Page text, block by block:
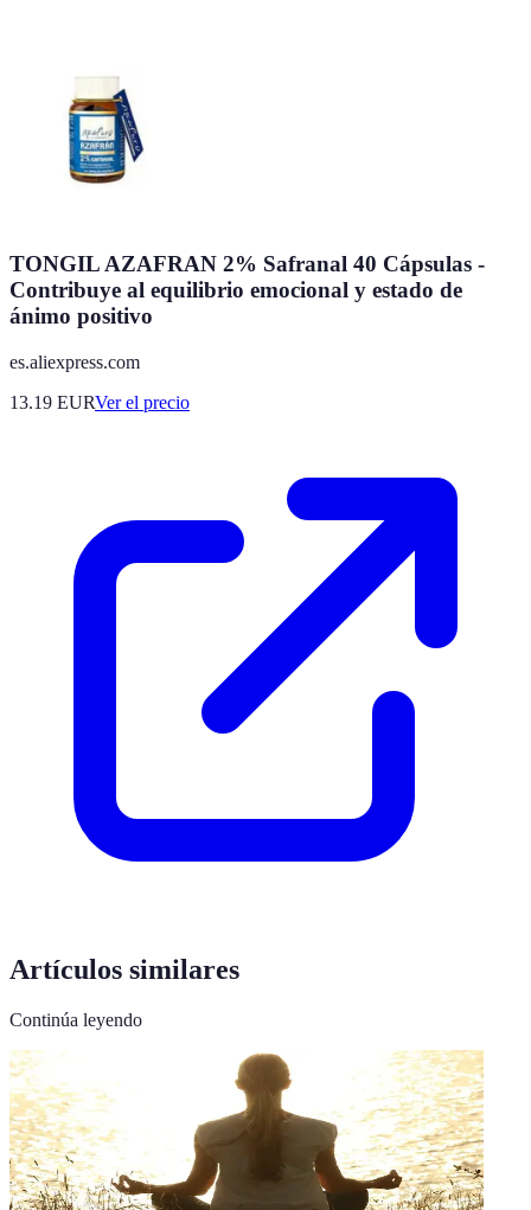
TONGIL AZAFRAN 2% Safranal 40 Cápsulas -
Contribuye al equilibrio emocional y estado de
ánimo positivo
es.aliexpress.com
13.19 EURVer el precio
Artículos similares
Continúa leyendo